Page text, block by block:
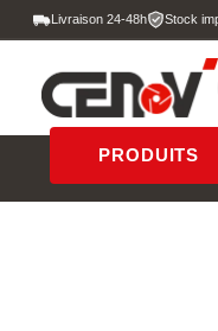
Livraison 24-48h Stock
PRODUITS